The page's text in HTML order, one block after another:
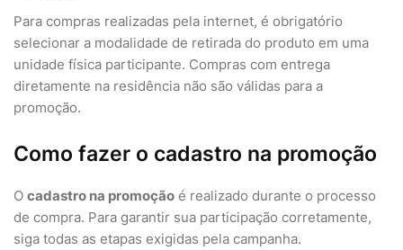
Para compras realizadas pela internet, é obrigatório
selecionar a modalidade de retirada do produto em uma
unidade física participante. Compras com entrega
diretamente na residência não são válidas para a
promoção.
Como fazer o cadastro na promoção
O cadastro na promoção é realizado durante o processo
de compra. Para garantir sua participação corretamente,
siga todas as etapas exigidas pela campanha.